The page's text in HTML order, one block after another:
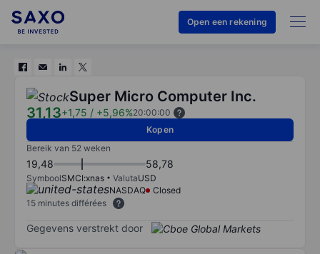
Open een rekening
Super Micro Computer Inc.
31,13+1,75 / +5,96%20:00:00
Kopen
Bereik van 52 weken
19,48 58,78
SymboolSMCI:xnas ValutaUSD
NASDAQ
Closed
15 minutes différées
Gegevens verstrekt door